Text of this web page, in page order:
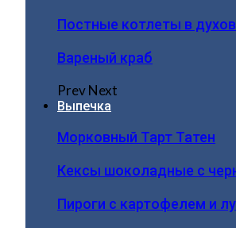
Постные котлеты в
Вареный краб
PrevNext
Выпечка
Морковный Тарт Татен
Кексы шоколадные с
Пироги c картофелем и